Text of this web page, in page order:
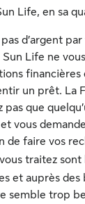
Life, en sa
pas d’argent
Life ne
financières
un prêt. La
pas que
vous
de faire vos
traitez
et auprès des
semble trop